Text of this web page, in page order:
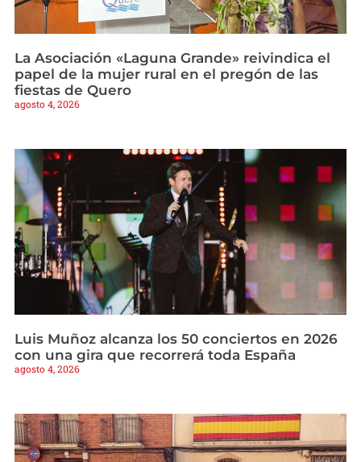
La Asociación «Laguna Grande» reivindica el
papel de la mujer rural en el pregón de las
fiestas de Quero
agosto 4, 2026
Luis Muñoz alcanza los 50 conciertos en 2026
con una gira que recorrerá toda España
agosto 4, 2026